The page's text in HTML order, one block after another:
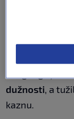
dobio snimak
kršenjem
dužnosti, a
kaznu.